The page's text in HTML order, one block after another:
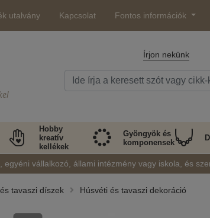
utalvány Kapcsolat Fontos információk
Írjon nekünk
Hobby
kreatív
kellékek
Gyöngyök és
komponensek
egyéni vállalkozó, állami intézmény vagy iskola, és
tavaszi díszek Húsvéti és tavaszi dekoráció